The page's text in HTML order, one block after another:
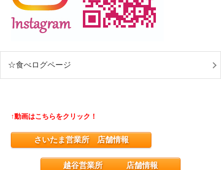
☆食べログページ
↑動画はこちらをクリック！
さいたま営業所 店舗情報
越谷営業所 店舗情報